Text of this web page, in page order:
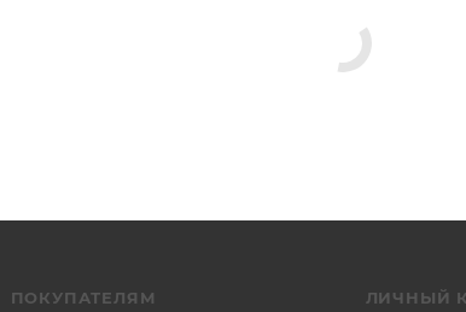
ПОКУПАТЕЛЯМ ЛИЧНЫЙ